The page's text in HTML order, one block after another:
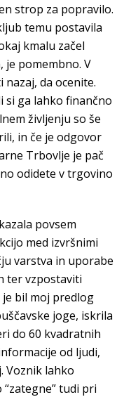
strop za popravilo.
temu postavila
kmalu začel
je pomembno. V
da ocenite.
si ga lahko finančno
življenju so še
in če je odgovor
Trbovlje je pač
odidete v trgovino
povsem
med izvršnimi
varstva in uporabe
ter vzpostaviti
bil moj predlog
joge, iskrila
do 60 kvadratnih
od ljudi,
Voznik lahko
tudi pri